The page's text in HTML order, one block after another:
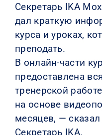
Секретарь IKA
дал краткую
курса и уроках,
преподать.
В онлайн-части
предоставлена
тренерской
на основе
месяцев, —
Секретарь IKA.